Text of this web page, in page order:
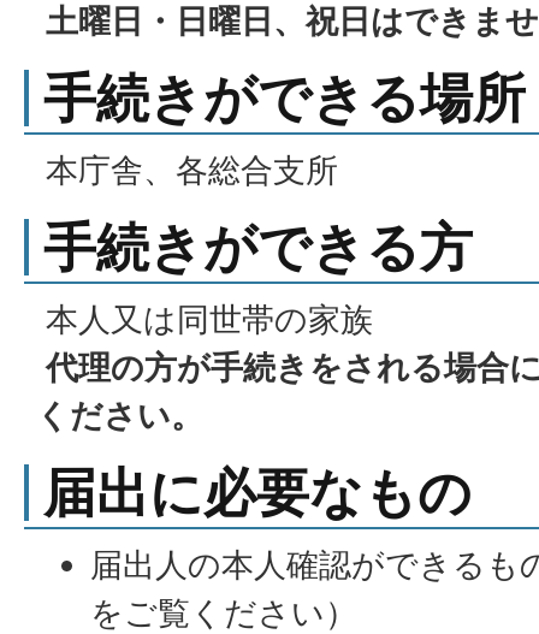
土曜日・日曜日、祝日はできま
手続きができる場所
本庁舎、各総合支所
手続きができる方
本人又は同世帯の家族
代理の方が手続きをされる場合
ください。
届出に必要なもの
届出人の本人確認ができるも
をご覧ください）